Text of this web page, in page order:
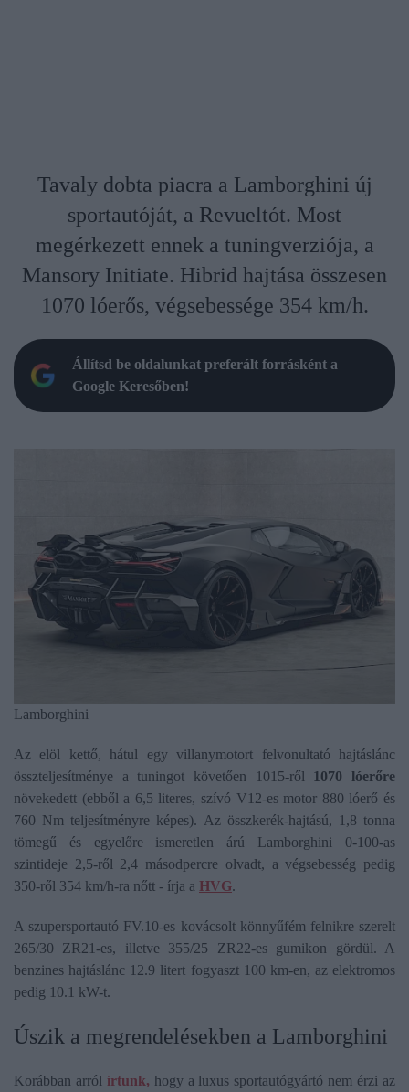
Tavaly dobta piacra a Lamborghini új
sportautóját, a Revueltót. Most
megérkezett ennek a tuningverziója, a
Mansory Initiate. Hibrid hajtása összesen
1070 lóerős, végsebessége 354 km/h.
Állítsd be oldalunkat preferált forrásként a
Google Keresőben!
Lamborghini
Az elöl kettő, hátul egy villanymotort felvonultató hajtáslánc
összteljesítménye a tuningot követően 1015-ről 1070 lóerőre
növekedett (ebből a 6,5 literes, szívó V12-es motor 880 lóerő és
760 Nm teljesítményre képes). Az összkerék-hajtású, 1,8 tonna
tömegű és egyelőre ismeretlen árú Lamborghini 0-100-as
szintideje 2,5-ről 2,4 másodpercre olvadt, a végsebesség pedig
350-ről 354 km/h-ra nőtt - írja a HVG.
A szupersportautó FV.10-es kovácsolt könnyűfém felnikre szerelt
265/30 ZR21-es, illetve 355/25 ZR22-es gumikon gördül. A
benzines hajtáslánc 12.9 litert fogyaszt 100 km-en, az elektromos
pedig 10.1 kW-t.
Úszik a megrendelésekben a Lamborghini
Korábban arról írtunk, hogy a luxus sportautógyártó nem érzi az